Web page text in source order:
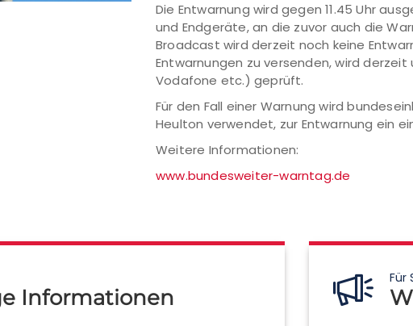
Die Entwarnung wird gegen 11.45 Uhr
und Endgeräte, an die zuvor auch die
Broadcast wird derzeit noch keine
Entwarnungen zu versenden, wird
Vodafone etc.) geprüft.
Für den Fall einer Warnung wird
Heulton verwendet, zur Entwarnung ein
Weitere Informationen:
www.bundesweiter-warntag.de
Informationen
Für